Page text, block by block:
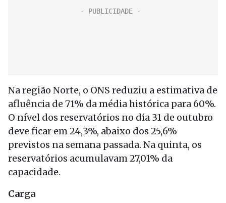
Na região Norte, o ONS reduziu a estimativa de
afluência de 71% da média histórica para 60%.
O nível dos reservatórios no dia 31 de outubro
deve ficar em 24,3%, abaixo dos 25,6%
previstos na semana passada. Na quinta, os
reservatórios acumulavam 27,01% da
capacidade.
Carga